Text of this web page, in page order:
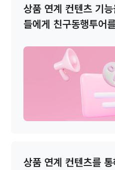
상품 연계 컨텐츠 기
들에게 친구동행투어
상품 연계 컨텐츠를